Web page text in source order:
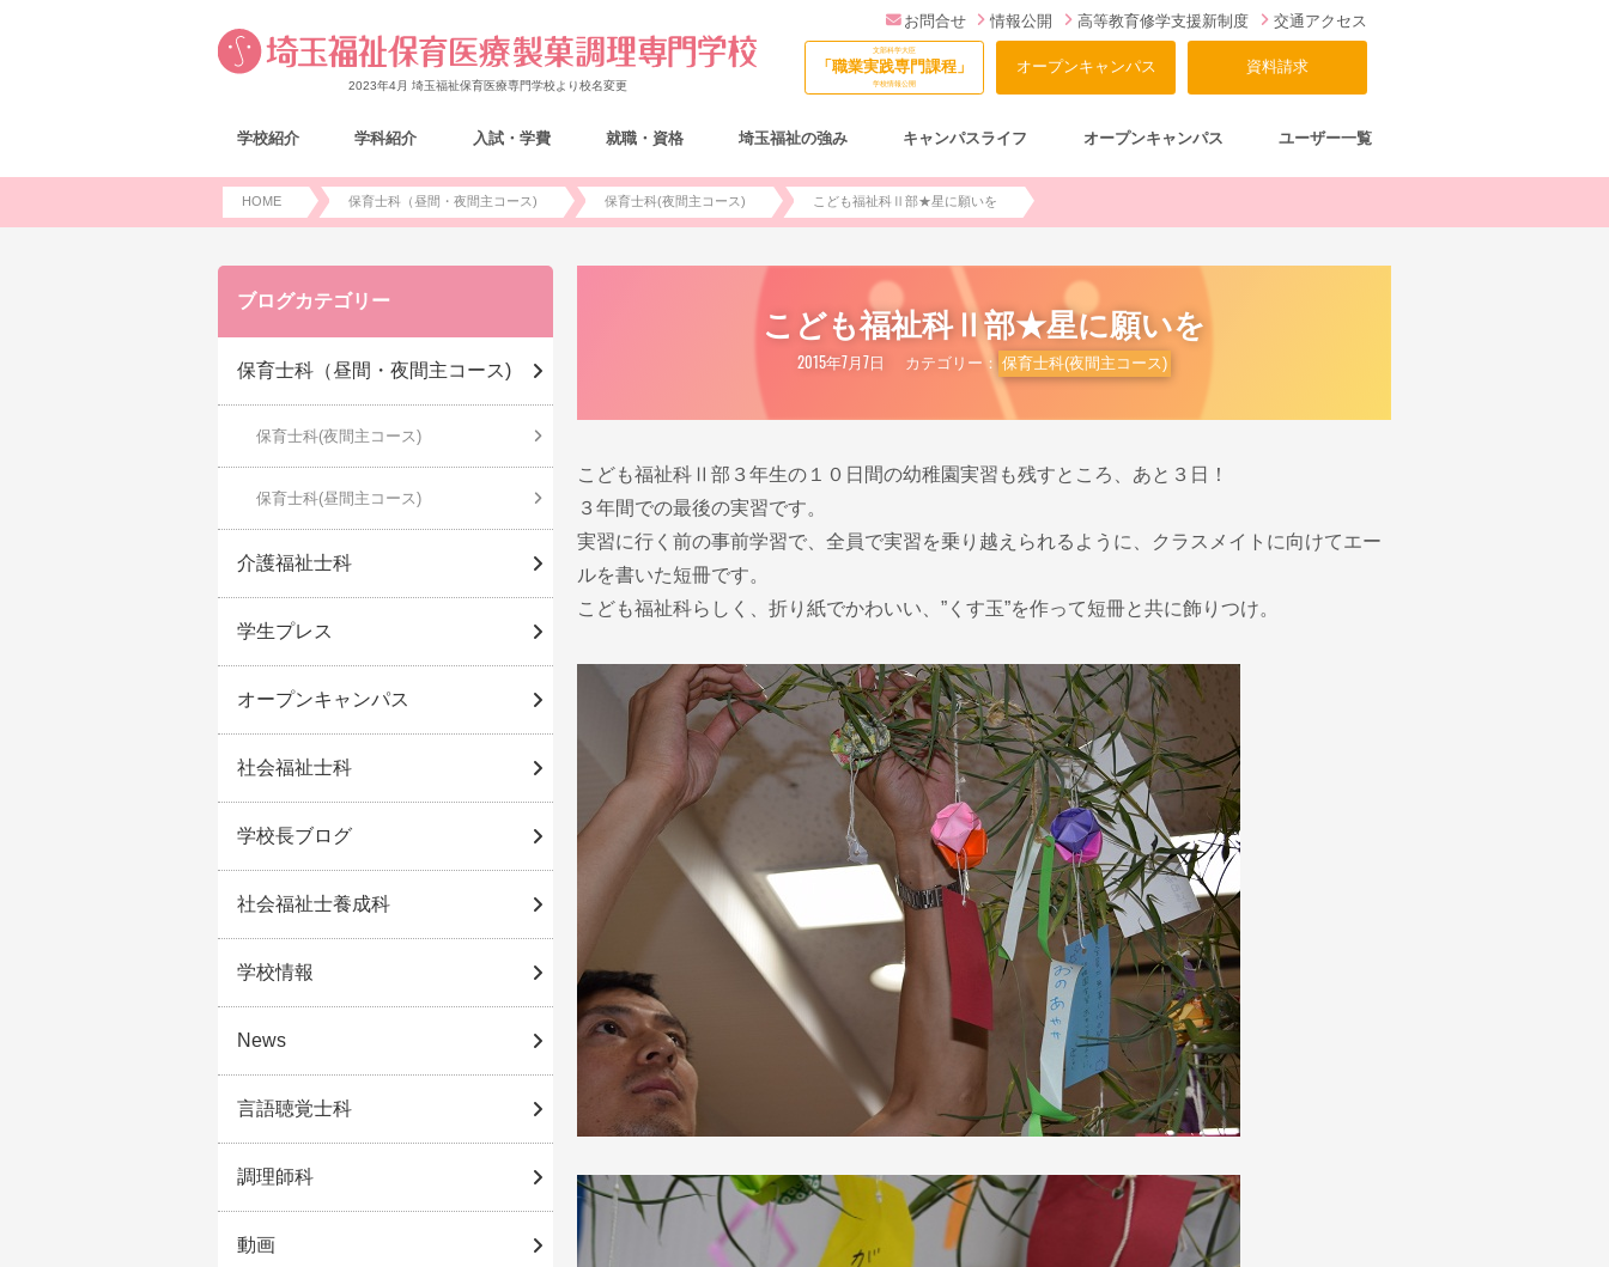
2023年4月 埼玉福祉保育医療専門学校より校名変更
お問合せ 情報公開 高等教育修学支援新制度 交通アクセス
文部科学大臣
「職業実践専門課程」
学校情報公開
オープンキャンパス 資料請求
学校紹介 学科紹介 入試・学費 就職・資格 埼玉福祉の強み キャンパスライフ オープンキャンパス ユーザー一覧
HOME 保育士科（昼間・夜間主コース) 保育士科(夜間主コース) こども福祉科Ⅱ部★星に願いを
こども福祉科Ⅱ部★星に願いを
2015年7月7日 カテゴリー： 保育士科(夜間主コース)
こども福祉科Ⅱ部３年生の１０日間の幼稚園実習も残すところ、あと３日！
３年間での最後の実習です。
実習に行く前の事前学習で、全員で実習を乗り越えられるように、クラスメイトに向けてエー
ルを書いた短冊です。
こども福祉科らしく、折り紙でかわいい、”くす玉”を作って短冊と共に飾りつけ。
ブログカテゴリー
保育士科（昼間・夜間主コース)
保育士科(夜間主コース)
保育士科(昼間主コース)
介護福祉士科
学生プレス
オープンキャンパス
社会福祉士科
学校長ブログ
社会福祉士養成科
学校情報
News
言語聴覚士科
調理師科
動画